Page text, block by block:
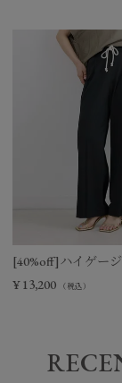
[40%off]ハイゲー
¥ 13,200 （税込）